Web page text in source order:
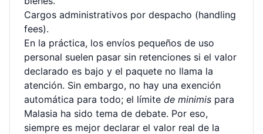
Cargos administrativos por despacho (handling
fees).
En la práctica, los envíos pequeños de uso
personal suelen pasar sin retenciones si el valor
declarado es bajo y el paquete no llama la
atención. Sin embargo, no hay una exención
automática para todo; el límite de minimis para
Malasia ha sido tema de debate. Por eso,
siempre es mejor declarar el valor real de la